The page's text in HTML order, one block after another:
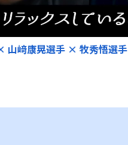
山﨑康晃選手 × 牧秀悟選手